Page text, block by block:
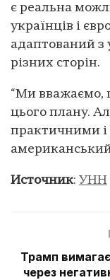
є реальна
українців і
адаптований з
різних сторін.
“Ми вважаємо,
цього плану.
практичними і
Источник: УНН
Трамп вимагає
через